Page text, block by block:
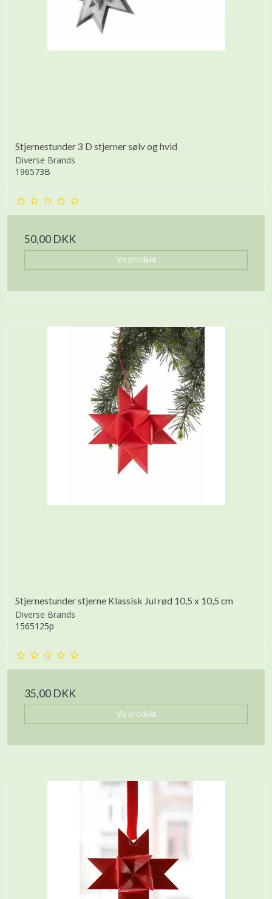
Stjernestunder 3 D stjerner sølv og hvid
Diverse Brands
196573B
50,00 DKK
Vis produkt
Stjernestunder stjerne Klassisk Jul rød 10,5 x 10,5 cm
Diverse Brands
1565125p
35,00 DKK
Vis produkt